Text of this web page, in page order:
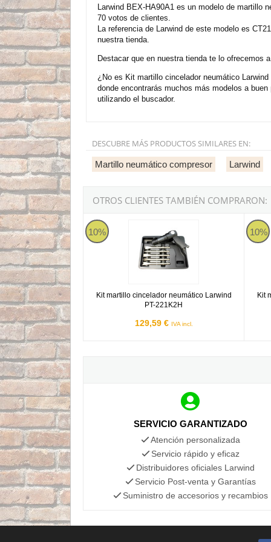
Larwind BEX-HA90A1 es un modelo de martillo
70 votos de clientes.
La referencia de Larwind de este modelo es
nuestra tienda.
Destacar que en nuestra tienda te lo ofrecemos
¿No es Kit martillo cincelador neumático
donde encontrarás muchos más modelos a
utilizando el buscador.
DESCUBRE MÁS PRODUCTOS SIMILARES EN:
Martillo neumático compresor Larwind
OTROS CLIENTES TAMBIÉN COMPRARON:
10%
Kit martillo cincelador neumático Larwind
PT-221K2H
129,59 € IVA incl.
Larwind PT-221K2H
10%
Kit
SERVICIO GARANTIZADO
Atención personalizada
Servicio rápido y eficaz
Distribuidores oficiales Larwind
Servicio Post-venta y Garantías
Suministro de accesorios y recambios